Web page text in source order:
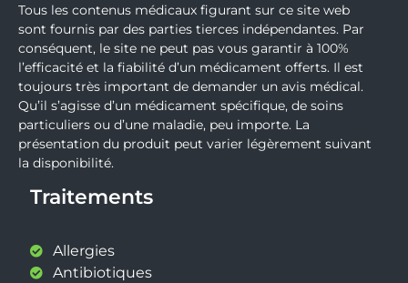
Tous les contenus médicaux figurant sur ce site web
sont fournis par des parties tierces indépendantes. Par
conséquent, le site ne peut pas vous garantir à 100%
l’efficacité et la fiabilité d’un médicament offerts. Il est
toujours très important de demander un avis médical.
Qu’il s’agisse d’un médicament spécifique, de soins
particuliers ou d’une maladie, peu importe. La
présentation du produit peut varier légèrement suivant
la disponibilité.
Traitements
Allergies
Antibiotiques